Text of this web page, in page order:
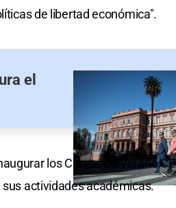
de libertad económica".
el
los Cursos de Verano
sus actividades académicas.